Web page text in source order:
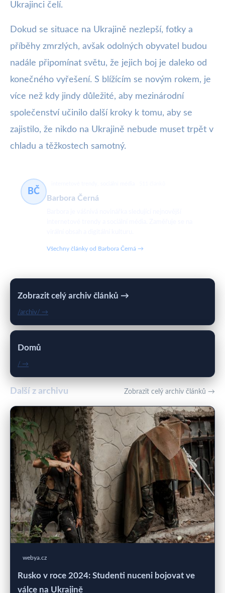
Ukrajinci čelí.
Dokud se situace na Ukrajině nezlepší, fotky a
příběhy zmrzlých, avšak odolných obyvatel budou
nadále připomínat světu, že jejich boj je daleko od
konečného vyřešení. S blížícím se novým rokem, je
více než kdy jindy důležité, aby mezinárodní
společenství učinilo další kroky k tomu, aby se
zajistilo, že nikdo na Ukrajině nebude muset trpět v
chladu a těžkostech samotný.
BČ
Barbora Černá
Všechny články od Barbora Černá →
Zobrazit celý archiv článků →
/archiv/ →
Domů
/ →
Další z archivu Zobrazit celý archiv článků →
webya.cz
Rusko v roce 2024: Studenti nuceni bojovat ve
válce na Ukrajině